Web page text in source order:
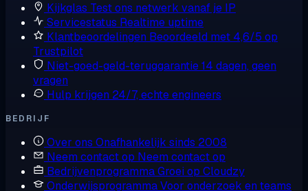
Kijkglas Test ons netwerk vanaf je IP
Servicestatus Realtime uptime
Klantbeoordelingen Beoordeeld met 4,6/5 op
Trustpilot
Niet-goed-geld-teruggarantie14 dagen, geen
vragen
Hulp krijgen 24/7, echte engineers
BEDRIJF
Over ons Onafhankelijk sinds 2008
Neem contact op Neem contact op
BedrijvenprogrammaGroei op Cloudzy
OnderwijsprogrammaVoor onderzoek en teams